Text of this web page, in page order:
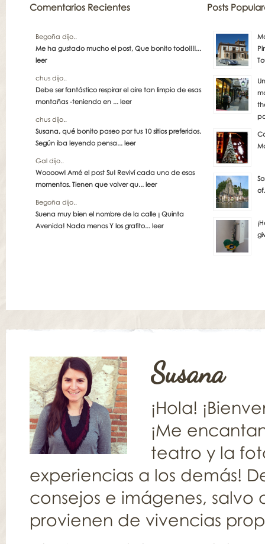
Comentarios Recientes
Begoña dijo..
Me ha gustado mucho el post, Que bonito todo!!!!...
leer
chus dijo..
Debe ser fantástico respirar el aire tan limpio de esas
montañas -teniendo en ... leer
chus dijo..
Susana, qué bonito paseo por tus 10 sitios preferidos.
Según iba leyendo pensa... leer
Gal dijo..
Woooow! Amé el post Su! Reviví cada uno de esos
momentos. Tienen que volver qu... leer
Begoña dijo..
Suena muy bien el nombre de la calle ¡ Quinta
Avenida! Nada menos Y los grafito... leer
Posts
Susana
¡Hola!
¡Me
teatro y la
experiencias a los demás!
consejos e imágenes,
provienen de vivencias